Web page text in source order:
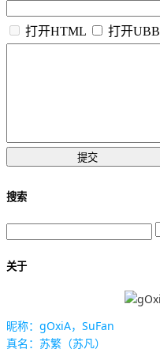
打开HTML
打开UBB
搜索
关于
昵称：gOxiA，SuFan
真名：苏繁（苏凡）